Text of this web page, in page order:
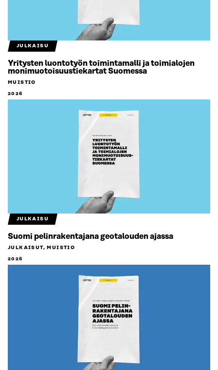
JULKAISU
Yritysten luontotyön toimintamalli ja toimialojen
monimuotoisuustiekartat Suomessa
MUISTIO
2026
JULKAISU
Suomi pelinrakentajana geotalouden ajassa
JULKAISUT, MUISTIO
2026